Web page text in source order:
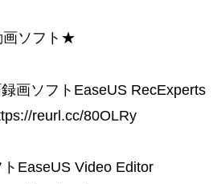
ソフト★
画ソフトEaseUS RecExperts
reurl.cc/80OLRy
EaseUS Video Editor